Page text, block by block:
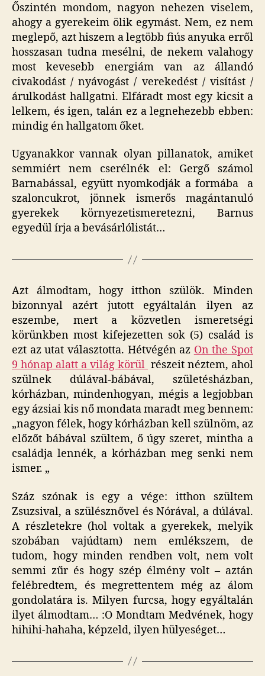
Őszintén mondom, nagyon nehezen viselem,
ahogy a gyerekeim ölik egymást. Nem, ez nem
meglepő, azt hiszem a legtöbb fiús anyuka erről
hosszasan tudna mesélni, de nekem valahogy
most kevesebb energiám van az állandó
civakodást / nyávogást / verekedést / visítást /
árulkodást hallgatni. Elfáradt most egy kicsit a
lelkem, és igen, talán ez a legnehezebb ebben:
mindig én hallgatom őket.
Ugyanakkor vannak olyan pillanatok, amiket
semmiért nem cserélnék el: Gergő számol
Barnabással, együtt nyomkodják a formába a
szaloncukrot, jönnek ismerős magántanuló
gyerekek környezetismeretezni, Barnus
egyedül írja a bevásárlólistát…
Azt álmodtam, hogy itthon szülök. Minden
bizonnyal azért jutott egyáltalán ilyen az
eszembe, mert a közvetlen ismeretségi
körünkben most kifejezetten sok (5) család is
ezt az utat választotta. Hétvégén az On the Spot
9 hónap alatt a világ körül részeit néztem, ahol
szülnek dúlával-bábával, születésházban,
kórházban, mindenhogyan, mégis a legjobban
egy ázsiai kis nő mondata maradt meg bennem:
„nagyon félek, hogy kórházban kell szülnöm, az
előzőt bábával szültem, ő úgy szeret, mintha a
családja lennék, a kórházban meg senki nem
ismer. „
Száz szónak is egy a vége: itthon szültem
Zsuzsival, a szülésznővel és Nórával, a dúlával.
A részletekre (hol voltak a gyerekek, melyik
szobában vajúdtam) nem emlékszem, de
tudom, hogy minden rendben volt, nem volt
semmi zűr és hogy szép élmény volt – aztán
felébredtem, és megrettentem még az álom
gondolatára is. Milyen furcsa, hogy egyáltalán
ilyet álmodtam… :O Mondtam Medvének, hogy
hihihi-hahaha, képzeld, ilyen hülyeséget…